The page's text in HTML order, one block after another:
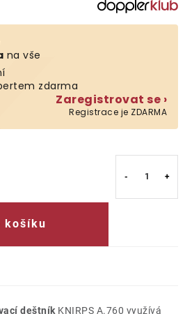
na vše
zdarma
Zaregistrovat se ›
Registrace je ZDARMA
košíku
deštník KNIRPS A.760 využívá